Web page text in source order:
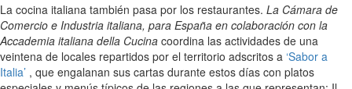
La cocina italiana también pasa por los restaurantes. La Cámara de
Comercio e Industria italiana, para España en colaboración con la
Accademia italiana della Cucina coordina las actividades de una
veintena de locales repartidos por el territorio adscritos a ‘Sabor a
Italia’ , que engalanan sus cartas durante estos días con platos